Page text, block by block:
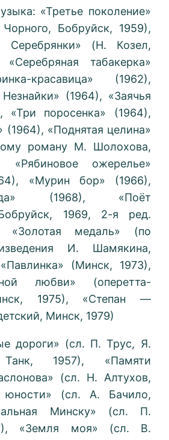
«Третье поколение»
Бобруйск, 1959),
Серебрянки» (H. Козел,
табакерка»
красавица» (1962),
(1964), «Заячья
«Три поросенка» (1964),
(1964), «Поднятая целина»
роману М. Шолохова,
«Рябиновое ожерелье»
«Мурин бор» (1966),
(1968), «Поёт
1969, 2-я ред.
«Золотая медаль» (по
И. Шамякина,
(Минск, 1973),
любви» (оперетта-
1975), «Степан —
Минск, 1979)
дороги» (сл. П. Трус, Я.
1957), «Памяти
(сл. Н. Алтухов,
юности» (сл. А. Бачило,
Минску» (сл. П.
«Земля моя» (сл. В.